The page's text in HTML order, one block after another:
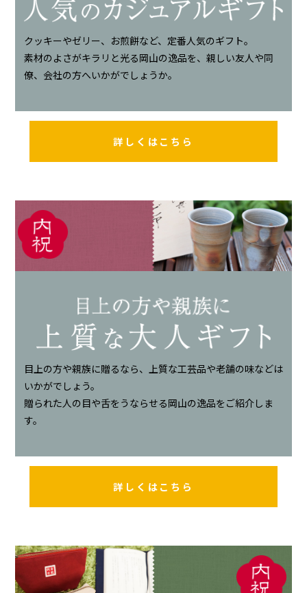
クッキーやゼリー、お煎餅など、定番人気のギフト。
素材のよさがキラリと光る岡山の逸品を、親しい友人や同
僚、会社の方へいかがでしょうか。
詳しくはこちら
目上の方や親族に贈るなら、上質な工芸品や老舗の味などは
いかがでしょう。
贈られた人の目や舌をうならせる岡山の逸品をご紹介しま
す。
詳しくはこちら